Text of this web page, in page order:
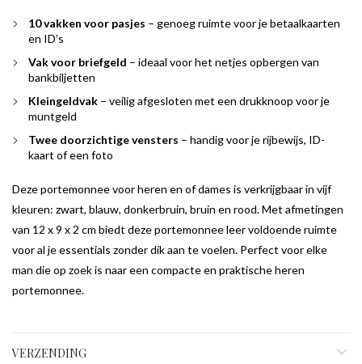
10 vakken voor pasjes – genoeg ruimte voor je betaalkaarten
en ID’s
Vak voor briefgeld – ideaal voor het netjes opbergen van
bankbiljetten
Kleingeldvak – veilig afgesloten met een drukknoop voor je
muntgeld
Twee doorzichtige vensters – handig voor je rijbewijs, ID-
kaart of een foto
Deze portemonnee voor heren en of dames is verkrijgbaar in vijf
kleuren: zwart, blauw, donkerbruin, bruin en rood. Met afmetingen
van 12 x 9 x 2 cm biedt deze portemonnee leer voldoende ruimte
voor al je essentials zonder dik aan te voelen. Perfect voor elke
man die op zoek is naar een compacte en praktische heren
portemonnee.
VERZENDING